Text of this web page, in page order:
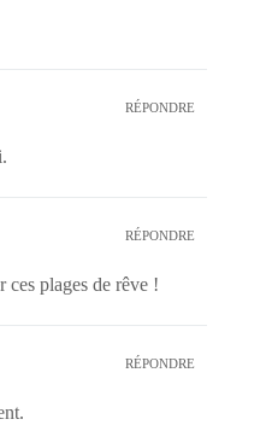
RÉPONDRE
RÉPONDRE
ces plages de rêve !
RÉPONDRE